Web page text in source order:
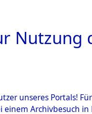
Nutzung
unseres Portals!
Archivbesuch